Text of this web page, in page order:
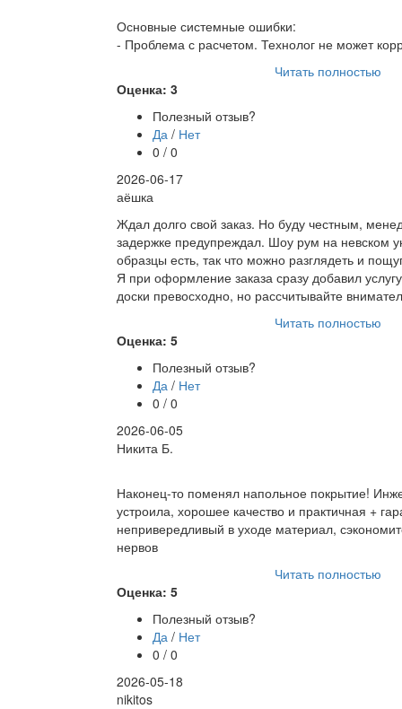
Основные системные ошибки:
- Проблема с расчетом. Технолог не может
Читать полностью
Оценка: 3
Полезный отзыв?
Да / Нет
0 / 0
2026-06-17
аёшка
Ждал долго свой заказ. Но буду честным,
задержке предупреждал. Шоу рум на невском
образцы есть, так что можно разглядеть и
Я при оформление заказа сразу добавил
доски превосходно, но рассчитывайте
Читать полностью
Оценка: 5
Полезный отзыв?
Да / Нет
0 / 0
2026-06-05
Никита Б.
Наконец-то поменял напольное покрытие!
устроила, хорошее качество и практичная +
непривередливый в уходе материал,
нервов
Читать полностью
Оценка: 5
Полезный отзыв?
Да / Нет
0 / 0
2026-05-18
nikitos